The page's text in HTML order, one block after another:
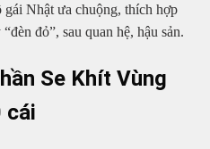
gái Nhật ưa chuộng, thích hợp
đỏ”, sau quan hệ, hậu sản.
Se Khít Vùng
cái